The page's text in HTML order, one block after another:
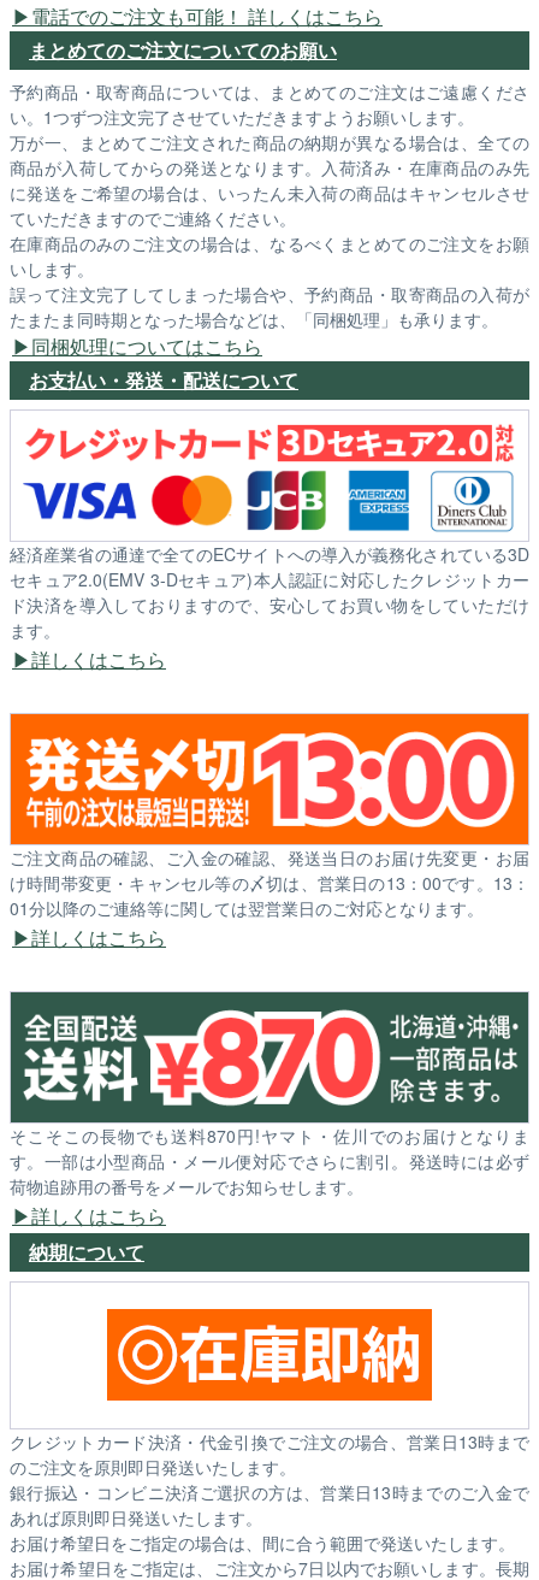
電話でのご注文も可能！ 詳しくはこちら
まとめてのご注文についてのお願い
予約商品・取寄商品については、まとめてのご注文はご遠慮くださ
い。1つずつ注文完了させていただきますようお願いします。
万が一、まとめてご注文された商品の納期が異なる場合は、全ての
商品が入荷してからの発送となります。入荷済み・在庫商品のみ先
に発送をご希望の場合は、いったん未入荷の商品はキャンセルさせ
ていただきますのでご連絡ください。
在庫商品のみのご注文の場合は、なるべくまとめてのご注文をお願
いします。
誤って注文完了してしまった場合や、予約商品・取寄商品の入荷が
たまたま同時期となった場合などは、「同梱処理」も承ります。
同梱処理についてはこちら
お支払い・発送・配送について
経済産業省の通達で全てのECサイトへの導入が義務化されている3D
セキュア2.0(EMV 3-Dセキュア)本人認証に対応したクレジットカー
ド決済を導入しておりますので、安心してお買い物をしていただけ
ます。
詳しくはこちら
ご注文商品の確認、ご入金の確認、発送当日のお届け先変更・お届
け時間帯変更・キャンセル等の〆切は、営業日の13：00です。13：
01分以降のご連絡等に関しては翌営業日のご対応となります。
詳しくはこちら
そこそこの長物でも送料870円!ヤマト・佐川でのお届けとなりま
す。一部は小型商品・メール便対応でさらに割引。発送時には必ず
荷物追跡用の番号をメールでお知らせします。
詳しくはこちら
納期について
クレジットカード決済・代金引換でご注文の場合、営業日13時まで
のご注文を原則即日発送いたします。
銀行振込・コンビニ決済ご選択の方は、営業日13時までのご入金で
あれば原則即日発送いたします。
お届け希望日をご指定の場合は、間に合う範囲で発送いたします。
お届け希望日をご指定は、ご注文から7日以内でお願いします。長期